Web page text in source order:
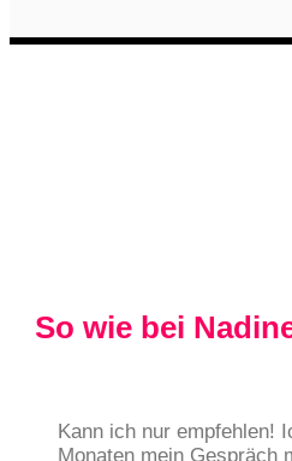
So wie bei
Kann ich nur empfehlen!
Monaten mein Gespräch